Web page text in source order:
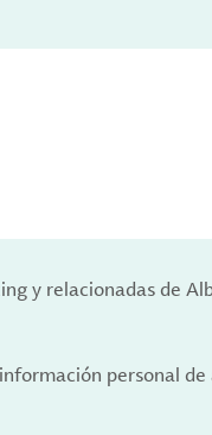
y relacionadas de
personal de